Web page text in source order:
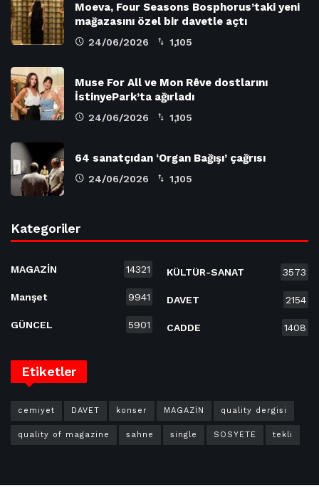
Moeva, Four Seasons Bosphorus’taki yeni
mağazasını özel bir davetle açtı
24/06/2026 1,105
Muse For All ve Mon Rêve dostlarını
İstinyePark’ta ağırladı
24/06/2026 1,105
64 sanatçıdan ‘Organ Bağışı’ çağrısı
24/06/2026 1,105
Kategoriler
MAGAZİN 14321
Manşet 9941
GÜNCEL 5901
KÜLTÜR-SANAT 3573
DAVET 2154
CADDE 1408
Etiketler
cemiyet DAVET konser MAGAZİN quality dergisi
quality of magazine sahne single SOSYETE tekli